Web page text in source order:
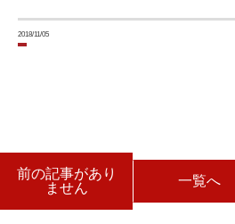
2018/11/05
前の記事があり
ません
一覧へ